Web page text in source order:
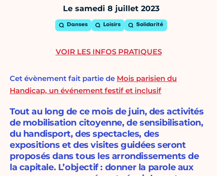
Le samedi 8 juillet 2023
Danses Loisirs Solidarité
Cet évènement fait partie de Mois parisien du
Handicap, un événement festif et inclusif
Tout au long de ce mois de juin, des activités
de mobilisation citoyenne, de sensibilisation,
du handisport, des spectacles, des
expositions et des visites guidées seront
proposés dans tous les arrondissements de
la capitale. L’objectif : donner la parole aux
VOIR LES INFOS PRATIQUES